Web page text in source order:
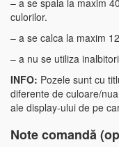
– a se spala la maxim
culorilor.
– a se calca la maxim
– a nu se utiliza inalbitori
INFO: Pozele sunt cu
diferente de culoare/
ale display-ului de pe
Note comandă